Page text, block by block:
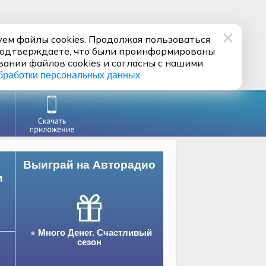
Выиграй на Авторадио
Много Денег. Счастливый
сезон
файлы cookies. Продолжая пользоваться
что были проинформированы
файлов cookies и согласны с нашими
персональных данных.